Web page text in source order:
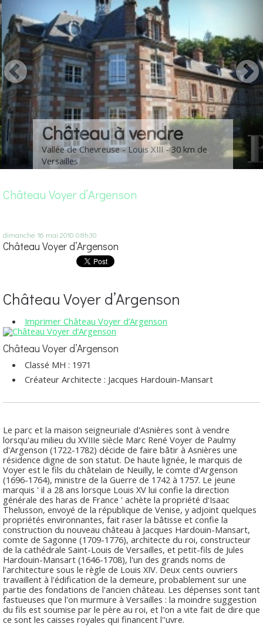
Château à vendre
Vallée de Chevreuse - Louis XIII - 30 km de
Versailles
Château Voyer d’Argenson
dimanche 16 mai 2010 08h30
Château Voyer d’Argenson
Château Voyer d’Argenson
Imprimer Château Voyer d’Argenson
Château Voyer d’Argenson
Classé MH : 1971
Créateur Architecte : Jacques Hardouin-Mansart
Le parc et la maison seigneuriale d'Asnières sont à vendre
lorsqu'au milieu du XVIIIe siècle Marc René Voyer de Paulmy
d'Argenson (1722-1782) décide de faire bâtir à Asnières une
résidence digne de son statut. De haute lignée, le marquis de
Voyer est le fils du châtelain de Neuilly, le comte d'Argenson
(1696-1764), ministre de la Guerre de 1742 à 1757. Le jeune
marquis ' il a 28 ans lorsque Louis XV lui confie la direction
générale des haras de France ' achète la propriété d'Isaac
Thelusson, envoyé de la république de Venise, y adjoint quelques
propriétés environnantes, fait raser la bâtisse et confie la
construction du nouveau château à Jacques Hardouin-Mansart,
comte de Sagonne (1709-1776), architecte du roi, constructeur
de la cathédrale Saint-Louis de Versailles, et petit-fils de Jules
Hardouin-Mansart (1646-1708), l'un des grands noms de
l'architecture sous le règle de Louis XIV. Deux cents ouvriers
travaillent à l'édification de la demeure, probablement sur une
partie des fondations de l'ancien château. Les dépenses sont tant
fastueuses que l'on murmure à Versailles : la moindre suggestion
du fils est soumise par le père au roi, et l'on a vite fait de dire que
ce sont les caisses royales qui financent l''uvre.